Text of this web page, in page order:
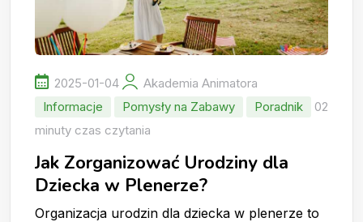
2025-01-04
Akademia Animatora
Informacje
Pomysły na Zabawy Poradnik
02
minuty czas czytania
Jak Zorganizować Urodziny dla
Dziecka w Plenerze?
Organizacja urodzin dla dziecka w plenerze to